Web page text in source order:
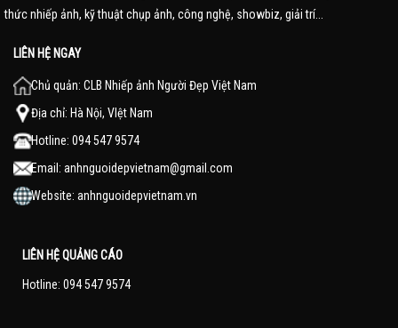
thức nhiếp ảnh, kỹ thuật chụp ảnh, công nghệ, showbiz, giải trí...
LIÊN HỆ NGAY
Chủ quản: CLB Nhiếp ảnh Người Đẹp Việt Nam
Địa chỉ: Hà Nội, VIệt Nam
Hotline: 094 547 9574
Email: anhnguoidepvietnam@gmail.com
Website: anhnguoidepvietnam.vn
LIÊN HỆ QUẢNG CÁO
Hotline: 094 547 9574